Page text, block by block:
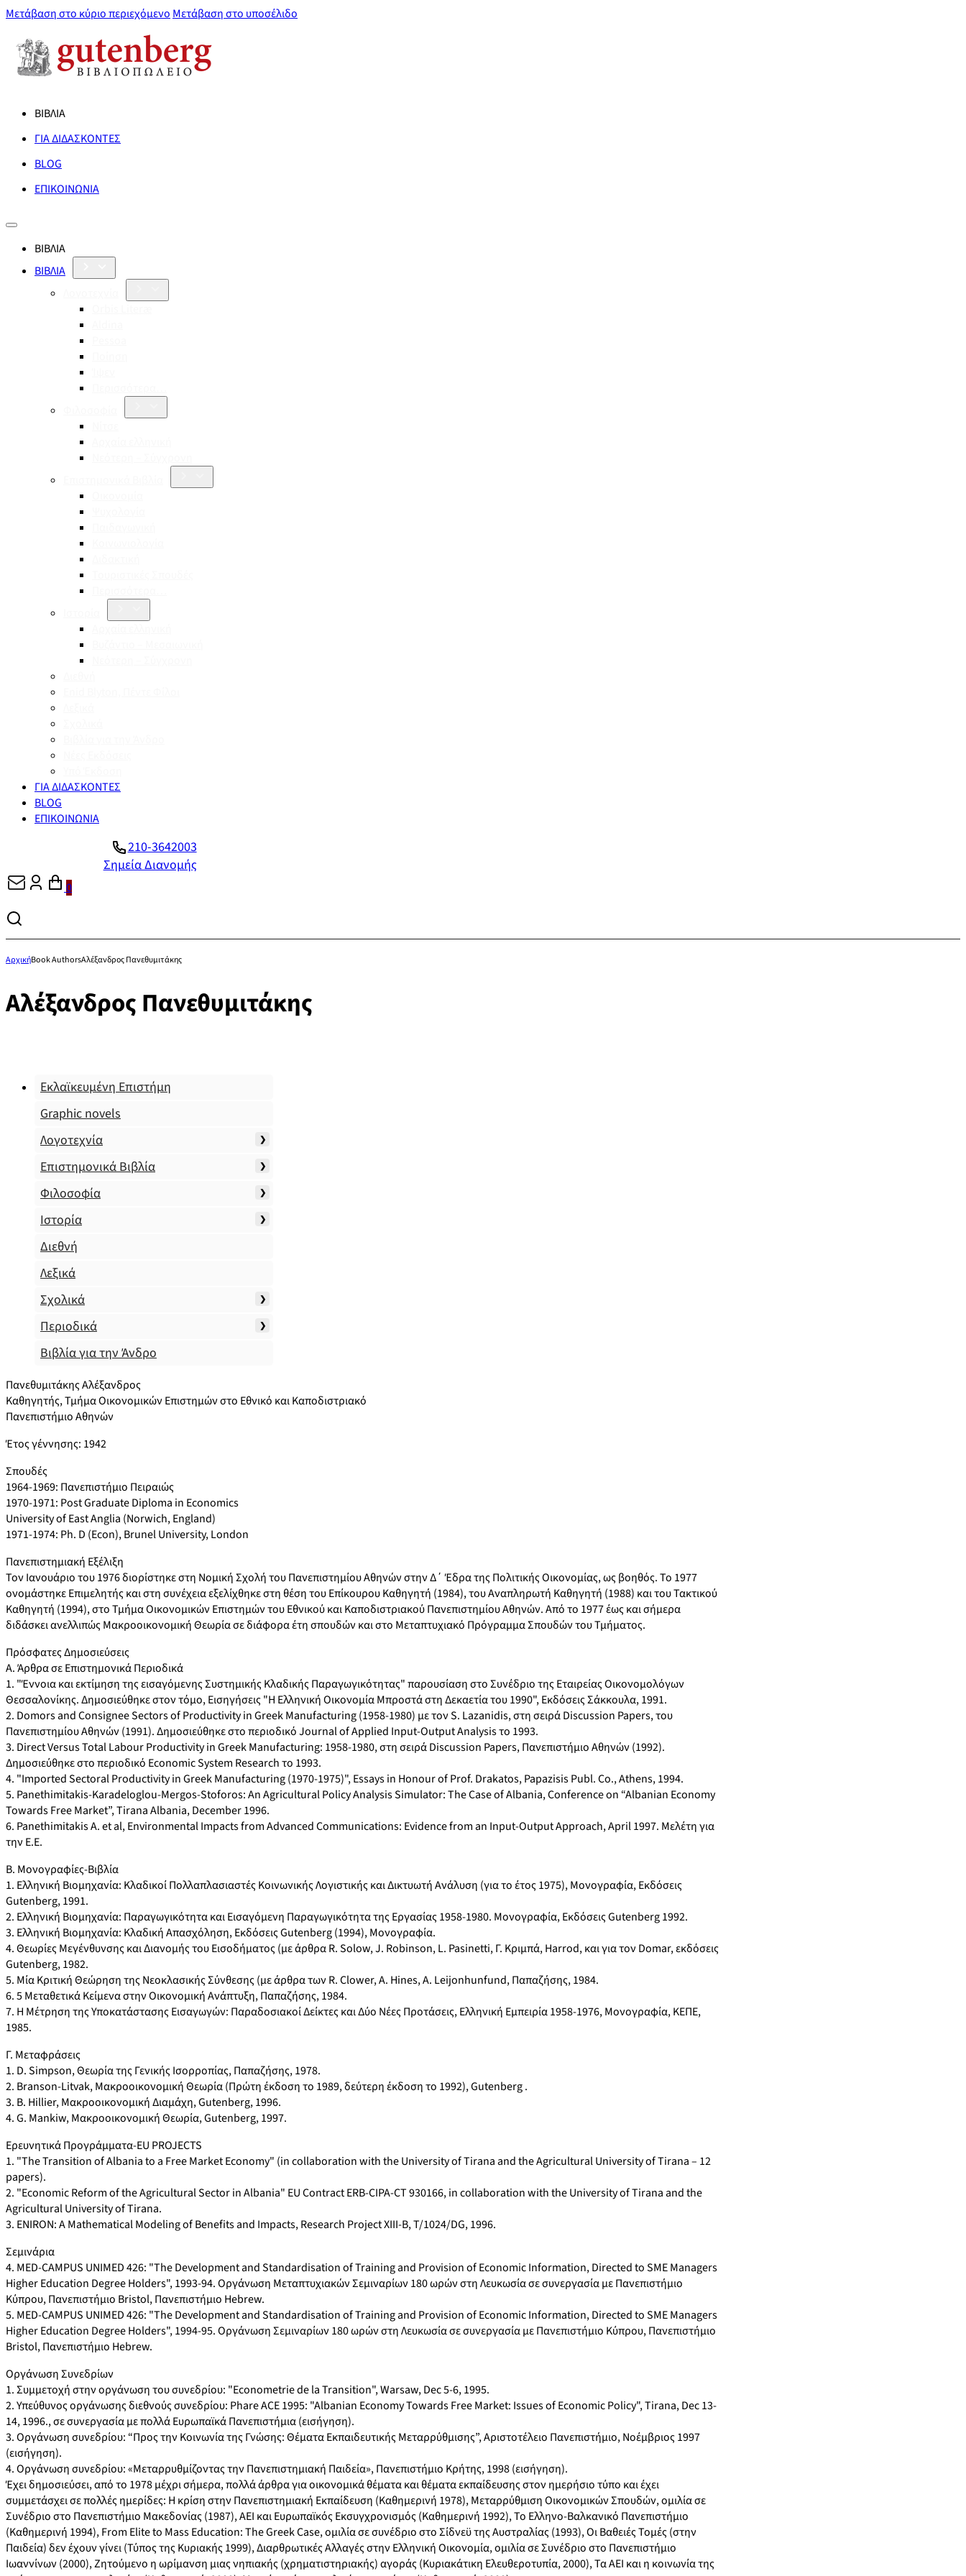
Μετάβαση στο κύριο περιεχόμενο Μετάβαση στο υποσέλιδο
ΒΙΒΛΙΑ
ΓΙΑ ΔΙΔΑΣΚΟΝΤΕΣ
BLOG
ΕΠΙΚΟΙΝΩΝΙΑ
ΒΙΒΛΙΑ
ΒΙΒΛΙΑ
ΓΙΑ ΔΙΔΑΣΚΟΝΤΕΣ
BLOG
ΕΠΙΚΟΙΝΩΝΙΑ
210-3642003
Σημεία Διανομής
0
ΑρχικήBook AuthorsΑλέξανδρος Πανεθυμιτάκης
Αλέξανδρος Πανεθυμιτάκης
Εκλαϊκευμένη Επιστήμη
Graphic novels
Λογοτεχνία
Επιστημονικά Βιβλία
Φιλοσοφία
Ιστορία
Διεθνή
Λεξικά
Σχολικά
Περιοδικά
Βιβλία για την Άνδρο
Πανεθυμιτάκης Αλέξανδρος
Καθηγητής, Τμήμα Οικονομικών Επιστημών στο Εθνικό και Καποδιστριακό
Πανεπιστήμιο Αθηνών
Έτος γέννησης: 1942
Σπουδές
1964-1969: Πανεπιστήμιο Πειραιώς
1970-1971: Post Graduate Diploma in Economics
University of East Anglia (Norwich, England)
1971-1974: Ph. D (Econ), Brunel University, London
Πανεπιστημιακή Εξέλιξη
Τον Ιανουάριο του 1976 διορίστηκε στη Νομική Σχολή του Πανεπιστημίου Αθηνών στην Δ΄ Έδρα της Πολιτικής Οικονομίας, ως βοηθός. Το 1977
ονομάστηκε Επιμελητής και στη συνέχεια εξελίχθηκε στη θέση του Επίκουρου Καθηγητή (1984), του Αναπληρωτή Καθηγητή (1988) και του Τακτικού
Καθηγητή (1994), στο Τμήμα Οικονομικών Επιστημών του Εθνικού και Καποδιστριακού Πανεπιστημίου Αθηνών. Από το 1977 έως και σήμερα
διδάσκει ανελλιπώς Μακροοικονομική Θεωρία σε διάφορα έτη σπουδών και στο Μεταπτυχιακό Πρόγραμμα Σπουδών του Τμήματος.
Πρόσφατες Δημοσιεύσεις
Α. Άρθρα σε Επιστημονικά Περιοδικά
1. "Έννοια και εκτίμηση της εισαγόμενης Συστημικής Κλαδικής Παραγωγικότητας" παρουσίαση στο Συνέδριο της Εταιρείας Οικονομολόγων
Θεσσαλονίκης. Δημοσιεύθηκε στον τόμο, Εισηγήσεις "Η Ελληνική Οικονομία Μπροστά στη Δεκαετία του 1990", Εκδόσεις Σάκκουλα, 1991.
2. Domors and Consignee Sectors of Productivity in Greek Manufacturing (1958-1980) με τον S. Lazanidis, στη σειρά Discussion Papers, του
Πανεπιστημίου Αθηνών (1991). Δημοσιεύθηκε στο περιοδικό Journal of Applied Input-Output Analysis το 1993.
3. Direct Versus Total Labour Productivity in Greek Manufacturing: 1958-1980, στη σειρά Discussion Papers, Πανεπιστήμιο Αθηνών (1992).
Δημοσιεύθηκε στο περιοδικό Economic System Research το 1993.
4. "Imported Sectoral Productivity in Greek Manufacturing (1970-1975)", Essays in Honour of Prof. Drakatos, Papazisis Publ. Co., Athens, 1994.
5. Panethimitakis-Karadeloglou-Mergos-Stoforos: An Agricultural Policy Analysis Simulator: The Case of Albania, Conference on “Albanian Economy
Towards Free Market”, Tirana Albania, December 1996.
6. Panethimitakis A. et al, Environmental Impacts from Advanced Communications: Evidence from an Input-Output Approach, April 1997. Μελέτη για
την Ε.Ε.
Β. Μονογραφίες-Βιβλία
1. Ελληνική Βιομηχανία: Κλαδικοί Πολλαπλασιαστές Κοινωνικής Λογιστικής και Δικτυωτή Ανάλυση (για το έτος 1975), Μονογραφία, Εκδόσεις
Gutenberg, 1991.
2. Ελληνική Βιομηχανία: Παραγωγικότητα και Εισαγόμενη Παραγωγικότητα της Εργασίας 1958-1980. Μονογραφία, Εκδόσεις Gutenberg 1992.
3. Ελληνική Βιομηχανία: Κλαδική Απασχόληση, Εκδόσεις Gutenberg (1994), Μονογραφία.
4. Θεωρίες Μεγένθυνσης και Διανομής του Εισοδήματος (με άρθρα R. Solow, J. Robinson, L. Pasinetti, Γ. Κριμπά, Harrod, και για τον Domar, εκδόσεις
Gutenberg, 1982.
5. Μία Κριτική Θεώρηση της Νεοκλασικής Σύνθεσης (με άρθρα των R. Clower, A. Hines, A. Leijonhunfund, Παπαζήσης, 1984.
6. 5 Μεταθετικά Κείμενα στην Οικονομική Ανάπτυξη, Παπαζήσης, 1984.
7. Η Μέτρηση της Υποκατάστασης Εισαγωγών: Παραδοσιακοί Δείκτες και Δύο Νέες Προτάσεις, Ελληνική Εμπειρία 1958-1976, Μονογραφία, ΚΕΠΕ,
1985.
Γ. Μεταφράσεις
1. D. Simpson, Θεωρία της Γενικής Ισορροπίας, Παπαζήσης, 1978.
2. Branson-Litvak, Μακροοικονομική Θεωρία (Πρώτη έκδοση το 1989, δεύτερη έκδοση το 1992), Gutenberg .
3. B. Hillier, Μακροοικονομική Διαμάχη, Gutenberg, 1996.
4. G. Mankiw, Μακροοικονομική Θεωρία, Gutenberg, 1997.
Ερευνητικά Προγράμματα-EU PROJECTS
1. "The Transition of Albania to a Free Market Economy" (in collaboration with the University of Tirana and the Agricultural University of Tirana – 12
papers).
2. "Economic Reform of the Agricultural Sector in Albania" EU Contract ERB-CIPA-CT 930166, in collaboration with the University of Tirana and the
Agricultural University of Tirana.
3. ENIRON: A Mathematical Modeling of Benefits and Impacts, Research Project XIII-B, T/1024/DG, 1996.
Σεμινάρια
4. MED-CAMPUS UNIMED 426: "The Development and Standardisation of Training and Provision of Economic Information, Directed to SME Managers
Higher Education Degree Holders", 1993-94. Οργάνωση Μεταπτυχιακών Σεμιναρίων 180 ωρών στη Λευκωσία σε συνεργασία με Πανεπιστήμιο
Κύπρου, Πανεπιστήμιο Bristol, Πανεπιστήμιο Hebrew.
5. MED-CAMPUS UNIMED 426: "The Development and Standardisation of Training and Provision of Economic Information, Directed to SME Managers
Higher Education Degree Holders", 1994-95. Οργάνωση Σεμιναρίων 180 ωρών στη Λευκωσία σε συνεργασία με Πανεπιστήμιο Κύπρου, Πανεπιστήμιο
Bristol, Πανεπιστήμιο Hebrew.
Οργάνωση Συνεδρίων
1. Συμμετοχή στην οργάνωση του συνεδρίου: "Econometrie de la Transition", Warsaw, Dec 5-6, 1995.
2. Υπεύθυνος οργάνωσης διεθνούς συνεδρίου: Phare ACE 1995: "Albanian Economy Towards Free Market: Issues of Economic Policy", Tirana, Dec 13-
14, 1996., σε συνεργασία με πολλά Ευρωπαϊκά Πανεπιστήμια (εισήγηση).
3. Οργάνωση συνεδρίου: “Προς την Κοινωνία της Γνώσης: Θέματα Εκπαιδευτικής Μεταρρύθμισης”, Αριστοτέλειο Πανεπιστήμιο, Νοέμβριος 1997
(εισήγηση).
4. Οργάνωση συνεδρίου: «Μεταρρυθμίζοντας την Πανεπιστημιακή Παιδεία», Πανεπιστήμιο Κρήτης, 1998 (εισήγηση).
Έχει δημοσιεύσει, από το 1978 μέχρι σήμερα, πολλά άρθρα για οικονομικά θέματα και θέματα εκπαίδευσης στον ημερήσιο τύπο και έχει
συμμετάσχει σε πολλές ημερίδες: Η κρίση στην Πανεπιστημιακή Εκπαίδευση (Καθημερινή 1978), Μεταρρύθμιση Οικονομικών Σπουδών, ομιλία σε
Συνέδριο στο Πανεπιστήμιο Μακεδονίας (1987), ΑΕΙ και Ευρωπαϊκός Εκσυγχρονισμός (Καθημερινή 1992), Το Ελληνο-Βαλκανικό Πανεπιστήμιο
(Καθημερινή 1994), From Elite to Mass Education: The Greek Case, ομιλία σε συνέδριο στο Σίδνεϋ της Αυστραλίας (1993), Οι Βαθειές Τομές (στην
Παιδεία) δεν έχουν γίνει (Τύπος της Κυριακής 1999), Διαρθρωτικές Αλλαγές στην Ελληνική Οικονομία, ομιλία σε Συνέδριο στο Πανεπιστήμιο
Ιωαννίνων (2000), Ζητούμενο η ωρίμανση μιας νηπιακής (χρηματιστηριακής) αγοράς (Κυριακάτικη Ελευθεροτυπία, 2000), Τα ΑΕΙ και η κοινωνία της